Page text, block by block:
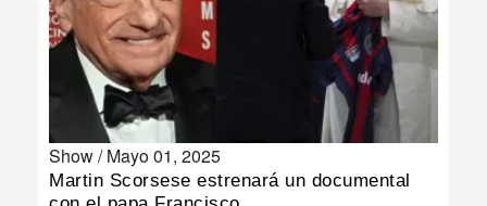
Show /Mayo 01, 2025
Martin Scorsese estrenará un documental